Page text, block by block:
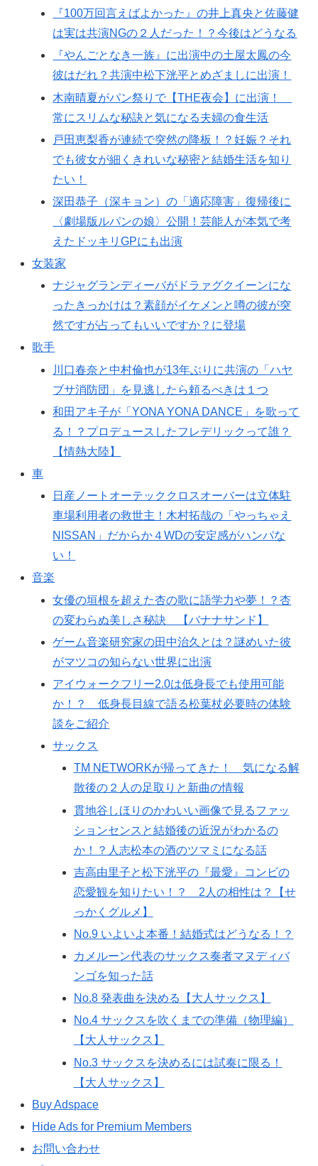
『100万回言えばよかった』の井上真央と佐藤健
は実は共演NGの２人だった！？今後はどうなる
『やんごとなき一族』に出演中の土屋太鳳の今
彼はだれ？共演中松下洸平とめざましに出演！
木南晴夏がパン祭りで【THE夜会】に出演！
常にスリムな秘訣と気になる夫婦の食生活
戸田恵梨香が連続で突然の降板！？妊娠？それ
でも彼女が細くきれいな秘密と結婚生活を知り
たい！
深田恭子（深キョン）の「適応障害」復帰後に
〈劇場版ルパンの娘〉公開！芸能人が本気で考
えたドッキリGPにも出演
女装家
ナジャグランディーバがドラァグクイーンにな
ったきっかけは？素顔がイケメンと噂の彼が突
然ですが占ってもいいですか？に登場
歌手
川口春奈と中村倫也が13年ぶりに共演の「ハヤ
ブサ消防団」を見逃したら頼るべきは１つ
和田アキ子が「YONA YONA DANCE」を歌って
る！？プロデュースしたフレデリックって誰？
【情熱大陸】
車
日産ノートオーテッククロスオーバーは立体駐
車場利用者の救世主！木村拓哉の「やっちゃえ
NISSAN」だからか４WDの安定感がハンパな
い！
音楽
女優の垣根を超えた杏の歌に語学力や夢！？杏
の変わらぬ美しさ秘訣 【バナナサンド】
ゲーム音楽研究家の田中治久とは？謎めいた彼
がマツコの知らない世界に出演
アイウォークフリー2.0は低身長でも使用可能
か！？ 低身長目線で語る松葉杖必要時の体験
談をご紹介
サックス
TM NETWORKが帰ってきた！ 気になる解
散後の２人の足取りと新曲の情報
貫地谷しほりのかわいい画像で見るファッ
ションセンスと結婚後の近況がわかるの
か！？人志松本の酒のツマミになる話
吉高由里子と松下洸平の『最愛』コンビの
恋愛観を知りたい！？ 2人の相性は？【せ
っかくグルメ】
No.9 いよいよ本番！結婚式はどうなる！？
カメルーン代表のサックス奏者マヌディバ
ンゴを知った話
No.8 発表曲を決める【大人サックス】
No.4 サックスを吹くまでの準備（物理編）
【大人サックス】
No.3 サックスを決めるには試奏に限る！
【大人サックス】
Buy Adspace
Hide Ads for Premium Members
お問い合わせ